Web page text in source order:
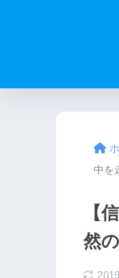
中を
【
然